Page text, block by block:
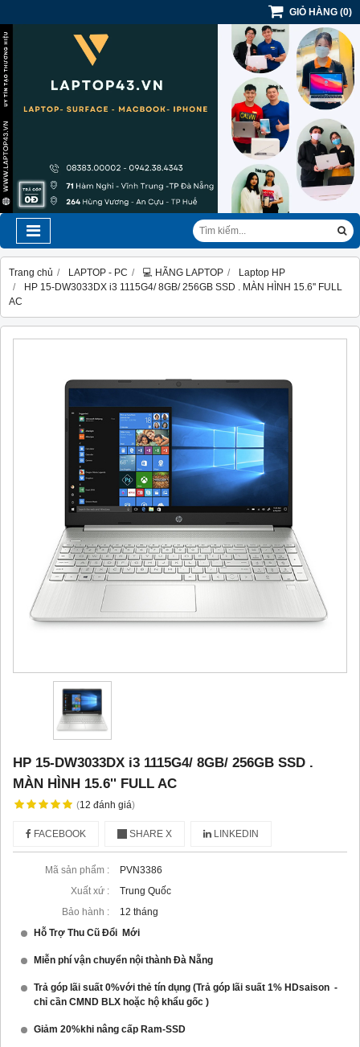
GIỎ HÀNG (0)
Trang chủ LAPTOP - PC 💻 HÃNG LAPTOP
Laptop HP
HP 15-DW3033DX i3 1115G4/ 8GB/ 256GB SSD . MÀN HÌNH 15.6'' FULL
AC
HP 15-DW3033DX i3 1115G4/ 8GB/ 256GB SSD .
MÀN HÌNH 15.6'' FULL AC
(12 đánh giá)
FACEBOOK SHARE X LINKEDIN
Mã sản phẩm :
PVN3386
Xuất xứ :
Trung Quốc
Bảo hành :
12 tháng
Hỗ Trợ Thu Cũ Đổi Mới
Miễn phí vận chuyển nội thành Đà Nẵng
Trả góp lãi suất 0%với thẻ tín dụng (Trả góp lãi suất 1% HDsaison -
chỉ cần CMND BLX hoặc hộ khẩu gốc )
Giảm 20%khi nâng cấp Ram-SSD